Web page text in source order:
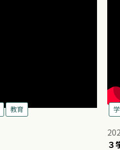
教育
３